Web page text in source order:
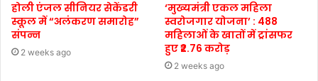
होली एंजल सीनियर सेकेंडरी
स्कूल में “अलंकरण समारोह”
संपन्न
2 weeks ago
‘मुख्यमंत्री एकल महिला
स्वरोजगार योजना’ : 488
महिलाओं के खातों में ट्रांसफर
हुए ₹2.76 करोड़
2 weeks ago